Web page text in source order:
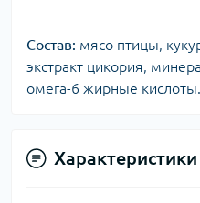
Состав: мясо птицы,
экстракт цикория,
омега-6 жирные кислоты.
Характеристики